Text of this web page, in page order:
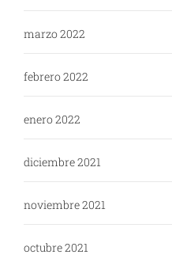
marzo 2022
febrero 2022
enero 2022
diciembre 2021
noviembre 2021
octubre 2021